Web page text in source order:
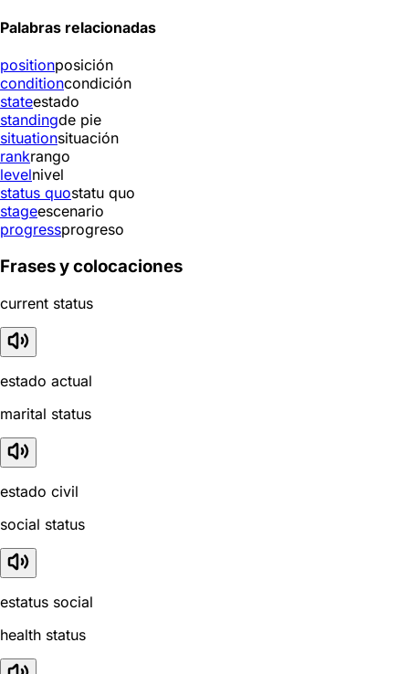
Palabras relacionadas
positionposición
conditioncondición
stateestado
standingde pie
situationsituación
rankrango
levelnivel
status quostatu quo
stageescenario
progressprogreso
Frases y colocaciones
current status
estado actual
marital status
estado civil
social status
estatus social
health status